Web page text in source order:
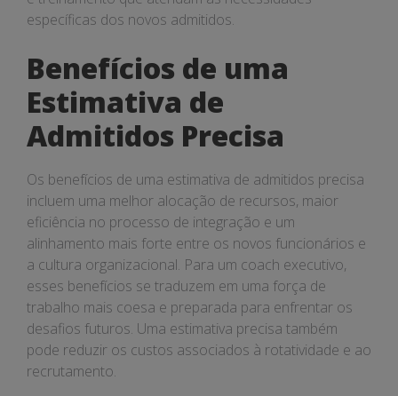
específicas dos novos admitidos.
Benefícios de uma
Estimativa de
Admitidos Precisa
Os benefícios de uma estimativa de admitidos precisa
incluem uma melhor alocação de recursos, maior
eficiência no processo de integração e um
alinhamento mais forte entre os novos funcionários e
a cultura organizacional. Para um coach executivo,
esses benefícios se traduzem em uma força de
trabalho mais coesa e preparada para enfrentar os
desafios futuros. Uma estimativa precisa também
pode reduzir os custos associados à rotatividade e ao
recrutamento.